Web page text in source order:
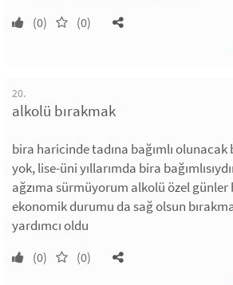
(0) (0)
20.
alkolü bırakmak
bira haricinde tadına bağımlı
yok, lise-üni yıllarımda bira
ağzıma sürmüyorum alkolü özel
ekonomik durumu da sağ olsun
yardımcı oldu
(0) (0)